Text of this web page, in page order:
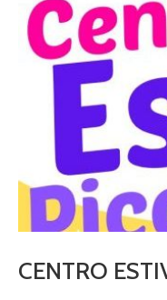
CENTRO